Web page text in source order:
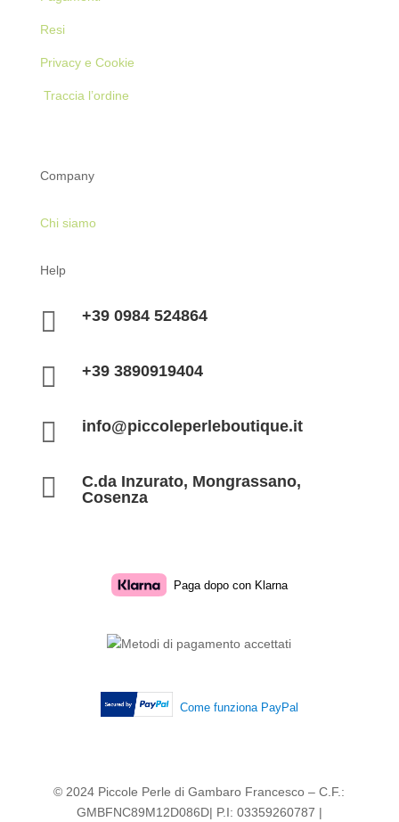
Resi
Privacy e Cookie
Traccia l’ordine
Company
Chi siamo
Help
 +39 0984 524864
 +39 3890919404
 info@piccoleperleboutique.it

C.da Inzurato, Mongrassano,
Cosenza
Paga dopo con Klarna
Come funziona PayPal
© 2024 Piccole Perle di Gambaro Francesco – C.F.:
GMBFNC89M12D086D| P.I: 03359260787 |